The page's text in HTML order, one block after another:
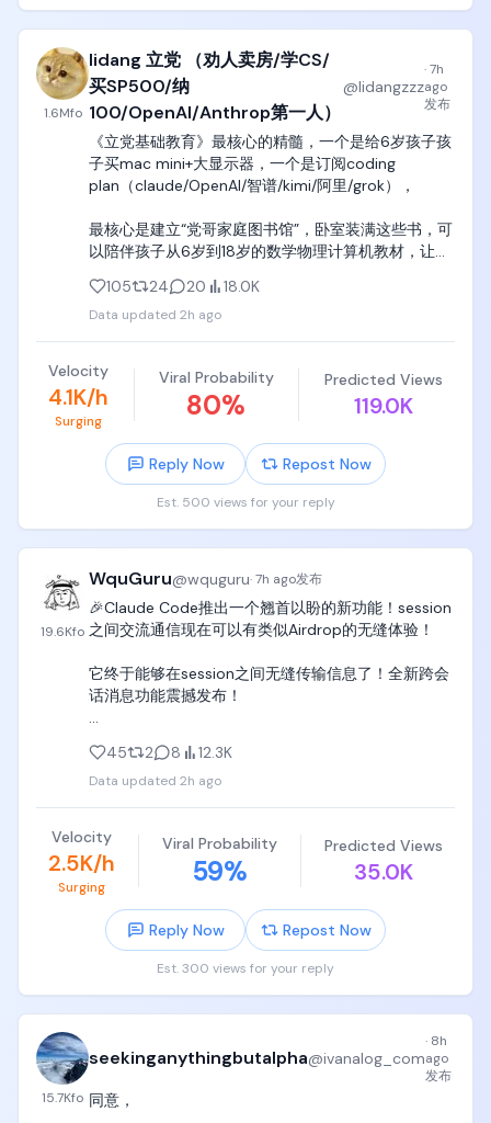
对于这种孩子，我唯一忠告就是，放弃幻想，老实实
学计算机去，计算机专业也有嵌入式和cpu
architecture，完全够用了。
1.6Mfo
lidang 立党 （劝人卖房/学CS/
买SP500/纳
100/OpenAI/Anthrop第一人）
@lidangzzz
·7h
ago
发布
《立党基础教育》最核心的精髓，一个是给6岁孩子孩
子买mac mini+大显示器，一个是订阅coding
plan（claude/OpenAI/智谱/kimi/阿里/grok），
最核心是建立“党哥家庭图书馆”，卧室装满这些书，可
以陪伴孩子从6岁到18岁的数学物理计算机教材，让孩
能。
一定要听党哥的，党哥就住天津图书大厦旁边，这些
书党哥没给童年的自己买齐，党哥想扇自己100个大嘴
巴子，你们一定不要给自己家聪明的孩子留遗憾，先
把书买齐了，孩子只看10%，每本书只看一章，都是有
用的。
1. 小学、初中、高中全年级的数学、物理、信息学基础
上面这些书一定要买齐，供孩子随时按照兴趣翻阅，
吃饭时翻阅，拉屎时翻阅，无聊时翻阅，
3. 大学本科基础数学教材《微积分》《线性代数》
《概率统计》《复变函数》，如果孩子看得津津有味
喜欢物理直接买四大力学教材，或者直接买《费曼物
4. 一定要买齐计算机教材，从6岁可以陪伴到60岁的
几本书，都是党哥自己掏真金白银在天津或者Texas亲
自买过的纸质书，哈佛MIT斯坦福也用这些书当做本科
生或者graduate level（硕士博士阶段课程）教材，记
住，一定要买齐，摆孩子卧室里，让孩子随机翻阅，
随机看，拉屎看，吃饭看，睡觉看，周末看，看一章
节就算稳赚。
记住，这些书尽量买齐，在中国就买影印版中文翻译
版，一本书50块钱，买齐了并不贵，在英语国家可以
买二手英文版，这些书可以陪伴绝大多数人从6岁到
60岁。
105 24 20 18.0K
Data updated 2h ago
Velocity
4.1K/h
Surging
Viral Probability
80%
Predicted Views
119.0K
Reply Now Repost Now
Est. 500 views for your reply
19.6Kfo
WquGuru@wquguru·7h ago发布
🎉Claude Code推出一个翘首以盼的新功能！session
之间交流通信现在可以有类似Airdrop的无缝体验！
它终于能够在session之间无缝传输信息了！全新跨会
话消息功能震撼发布！
针对不同agent session之间通信不便的问题，Claude
Code引入一个/rename命令，可以给agent session
命名，方便人类和Agent识别
从设计来看，这简直和Airdrop有异曲同工之妙呀，打
开Airdrop，找到目标设备，就能发送信息。打开
Claude Code，输入目标session，就能传递信息。这
意味着原来费劲信息寻找长串session id的时代币已经
3. 自己写好消息内容发送过去
enjoy🥳
45 2 8 12.3K
Data updated 2h ago
Velocity
2.5K/h
Surging
Viral Probability
59%
Predicted Views
35.0K
Reply Now Repost Now
Est. 300 views for your reply
15.7Kfo
seekinganythingbutalpha@ivanalog_com
· 8h
ago
发布
同意，